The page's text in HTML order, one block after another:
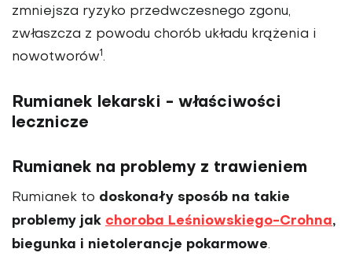
zmniejsza ryzyko przedwczesnego zgonu,
zwłaszcza z powodu chorób układu krążenia i
nowotworów1.
Rumianek lekarski - właściwości
lecznicze
Rumianek na problemy z trawieniem
Rumianek to doskonały sposób na takie
problemy jak choroba Leśniowskiego-Crohna,
biegunka i nietolerancje pokarmowe.